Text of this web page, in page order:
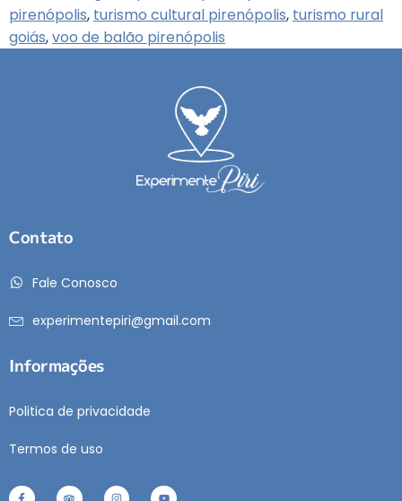
pirenópolis, turismo cultural pirenópolis, turismo rural
goiás,voo de balão pirenópolis
Contato
Fale Conosco
experimentepiri@gmail.com
Informações
Politica de privacidade
Termos de uso